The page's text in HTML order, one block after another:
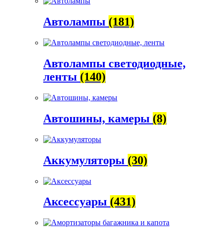
Автолампы (181)
Автолампы светодиодные,
ленты (140)
Автошины, камеры (8)
Аккумуляторы (30)
Аксессуары (431)